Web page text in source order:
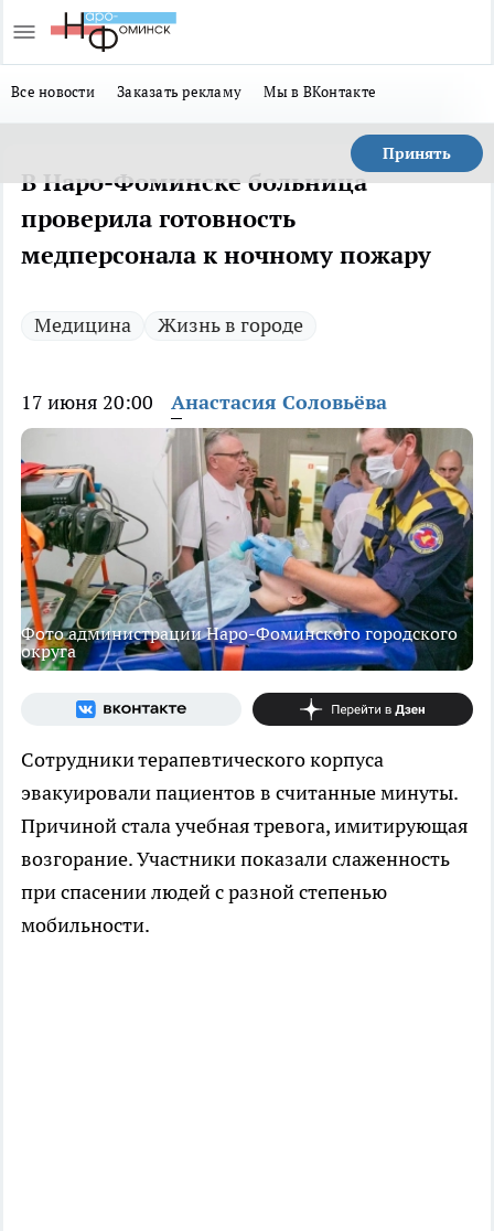
Все новости Заказать рекламу Мы в ВКонтакте
Принять
В Наро-Фоминске больница
проверила готовность
медперсонала к ночному пожару
Медицина Жизнь в городе
17 июня 20:00 Анастасия Соловьёва
Фото администрации Наро-Фоминского городского
округа
Сотрудники терапевтического корпуса
эвакуировали пациентов в считанные минуты.
Причиной стала учебная тревога, имитирующая
возгорание. Участники показали слаженность
при спасении людей с разной степенью
мобильности.